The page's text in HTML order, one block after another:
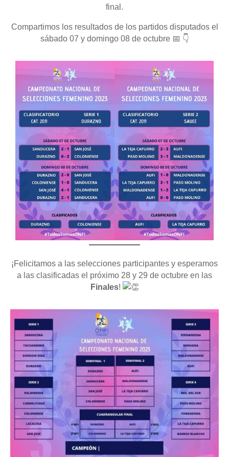
final.
Compartimos los resultados de los partidos disputados el
sábado 07 y domingo 08 de octubre 📅 👇
¡Felicitamos a las selecciones participantes y esperamos
a las clasificadas el próximo 28 y 29 de octubre en las
Finales!